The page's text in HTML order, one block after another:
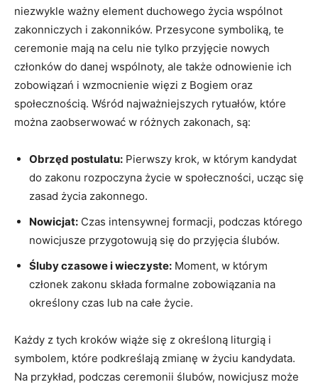
niezwykle ważny element duchowego życia wspólnot
zakonniczych i zakonników. Przesycone symboliką, te
ceremonie mają na celu nie tylko przyjęcie nowych
członków do⁤ danej wspólnoty, ale także odnowienie ich⁣
zobowiązań i wzmocnienie więzi z Bogiem oraz
społecznością. Wśród najważniejszych rytuałów, które
można zaobserwować w różnych zakonach, są:
Obrzęd postulatu: ‌Pierwszy krok, ‌w którym kandydat
do zakonu rozpoczyna życie w społeczności, ucząc się
zasad życia zakonnego.
Nowicjat: Czas intensywnej formacji, podczas którego
nowicjusze przygotowują się do przyjęcia ślubów.
Śluby czasowe i wieczyste: Moment, w którym
członek zakonu składa formalne zobowiązania na
określony‍ czas lub na całe życie.
Każdy ‌z⁣ tych kroków​ wiąże się z określoną liturgią i
symbolem, które podkreślają zmianę w życiu kandydata.
Na przykład, podczas‍ ceremonii ślubów, nowicjusz może